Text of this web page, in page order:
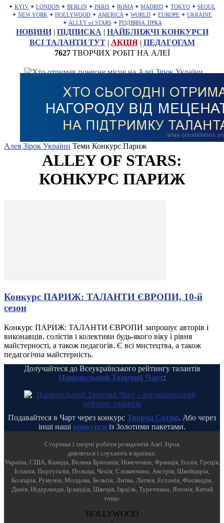
✦ KYIV ✦ LONDON ✦ BERLIN ✦ PARIS ✦ ROMA ✦ MADRID ✦ TOKYO ✦ SEOUL
✦ NEW YORK ✦ HOLLYWOOD ✦ AMERICA ✦ WORLD ✦ EUROPE ✦ UKRAINE
✦ ALLEY of STARS ✦ РІЗДВЯНА ЗІРКА
НОВИНИ| ПІДПИСКА | НАЙБЛИЖЧІ КОНКУРСИ
ВСІ ТАЛАНТИ ТУТ| АКЦІЯ| ПЕДАГОГАМ
7627ТВОРЧИХ РОБІТ НА АЛЕЇ
Алея Зірок України Теми Конкурс Париж
ALLEY OF STARS:
КОНКУРС ПАРИЖ
Конкурс ПАРИЖ: ТАЛАНТИ ЄВРОПИ, 10-й
сезон
Конкурс ПАРИЖ: ТАЛАНТИ ЄВРОПИ запрошує авторів і
виконавців, солістів і колективи будь-якого віку і рівня
майстерності, а також педагогів. Є всі мистецтва, а також
педагогічна майстерність.
Долучайтеся до Всеукраїнського рейтингу талантів
Національний Творчий Чарт:
Подавайтеся в Чарт через конкурс Творча Сотня. Або через
інші наші конкурси із Золотими пакетами.
Cторінки і творчі роботи резидентів Алеї Зірок
дивляться і слухають в країнах:
Україна, США, Канада, Велика Британія, Німеччина, Франція, Італія, Греція,
Іспанія, Португалія, Польща, Чехія, Словаччина, Австрія, Швейцарія,
Болгарія, Румунія, Молдова, Бельгія, Литва, Латвія, Естонія, Фінляндія,
Данія, Нідерланди, Ірландія, Швеція, Ізраїль, Туреччина, Японія, Китай
тощо.
HOLLYWOOD